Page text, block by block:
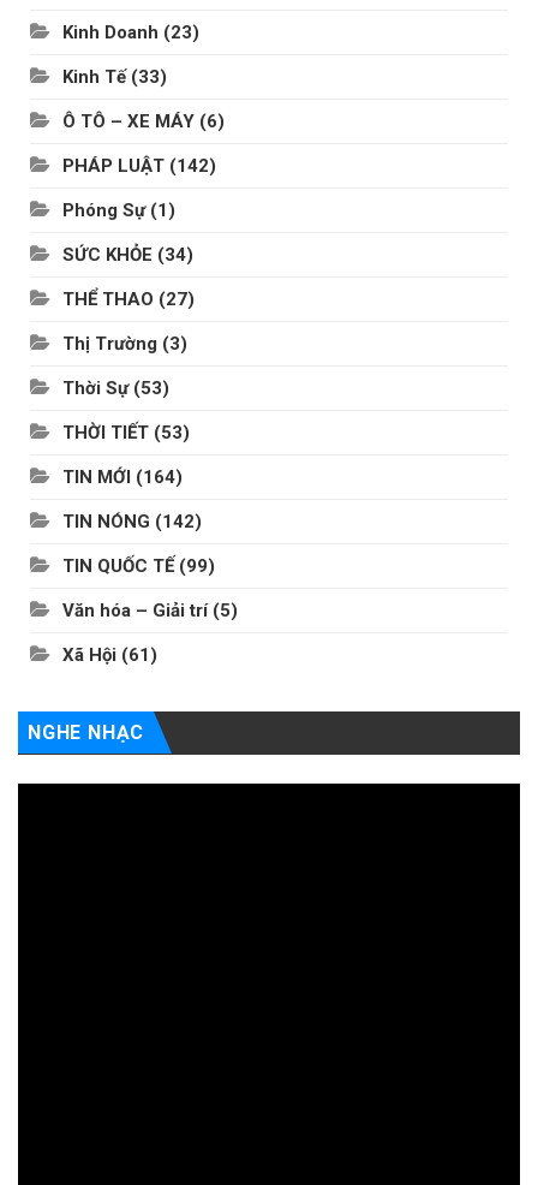
Kinh Doanh (23)
Kinh Tế(33)
Ô TÔ – XE MÁY (6)
PHÁP LUẬT (142)
Phóng Sự(1)
SỨC KHỎE (34)
THỂ THAO (27)
Thị Trường (3)
Thời Sự(53)
THỜI TIẾT (53)
TIN MỚI (164)
TIN NÓNG (142)
TIN QUỐC TẾ (99)
Văn hóa – Giải trí(5)
Xã Hội (61)
NGHE NHẠC